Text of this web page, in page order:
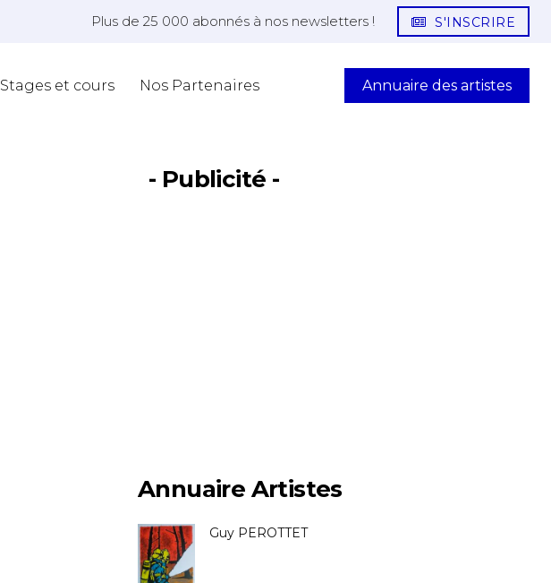
Plus de 25 000 abonnés à nos newsletters ! S'INSCRIRE
Stages et cours Nos Partenaires Annuaire des artistes
- Publicité -
Annuaire Artistes
Guy PEROTTET